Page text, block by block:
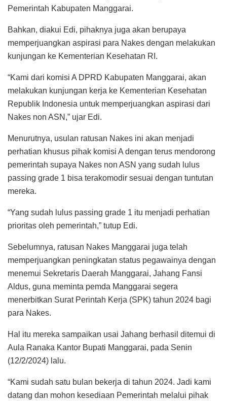
Pemerintah Kabupaten Manggarai.
Bahkan, diakui Edi, pihaknya juga akan berupaya
memperjuangkan aspirasi para Nakes dengan melakukan
kunjungan ke Kementerian Kesehatan RI.
“Kami dari komisi A DPRD Kabupaten Manggarai, akan
melakukan kunjungan kerja ke Kementerian Kesehatan
Republik Indonesia untuk memperjuangkan aspirasi dari
Nakes non ASN,” ujar Edi.
Menurutnya, usulan ratusan Nakes ini akan menjadi
perhatian khusus pihak komisi A dengan terus mendorong
pemerintah supaya Nakes non ASN yang sudah lulus
passing grade 1 bisa terakomodir sesuai dengan tuntutan
mereka.
“Yang sudah lulus passing grade 1 itu menjadi perhatian
prioritas oleh pemerintah,” tutup Edi.
Sebelumnya, ratusan Nakes Manggarai juga telah
memperjuangkan peningkatan status pegawainya dengan
menemui Sekretaris Daerah Manggarai, Jahang Fansi
Aldus, guna meminta pemda Manggarai segera
menerbitkan Surat Perintah Kerja (SPK) tahun 2024 bagi
para Nakes.
Hal itu mereka sampaikan usai Jahang berhasil ditemui di
Aula Ranaka Kantor Bupati Manggarai, pada Senin
(12/2/2024) lalu.
“Kami sudah satu bulan bekerja di tahun 2024. Jadi kami
datang dan mohon kesediaan Pemerintah melalui pihak